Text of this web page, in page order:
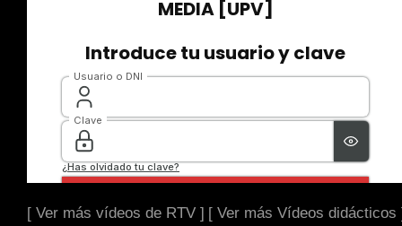
[ Ver más vídeos de RTV ] [ Ver más Vídeos didácticos